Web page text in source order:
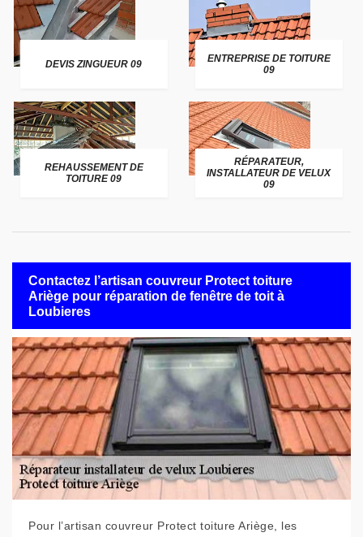
DEVIS ZINGUEUR 09
ENTREPRISE DE TOITURE
09
REHAUSSEMENT DE
TOITURE 09
RÉPARATEUR,
INSTALLATEUR DE VELUX
09
Contactez l’artisan couvreur Protect toiture
Ariège pour réparation de fenêtre de toit à
Loubieres
Pour l’artisan couvreur Protect toiture Ariège, les